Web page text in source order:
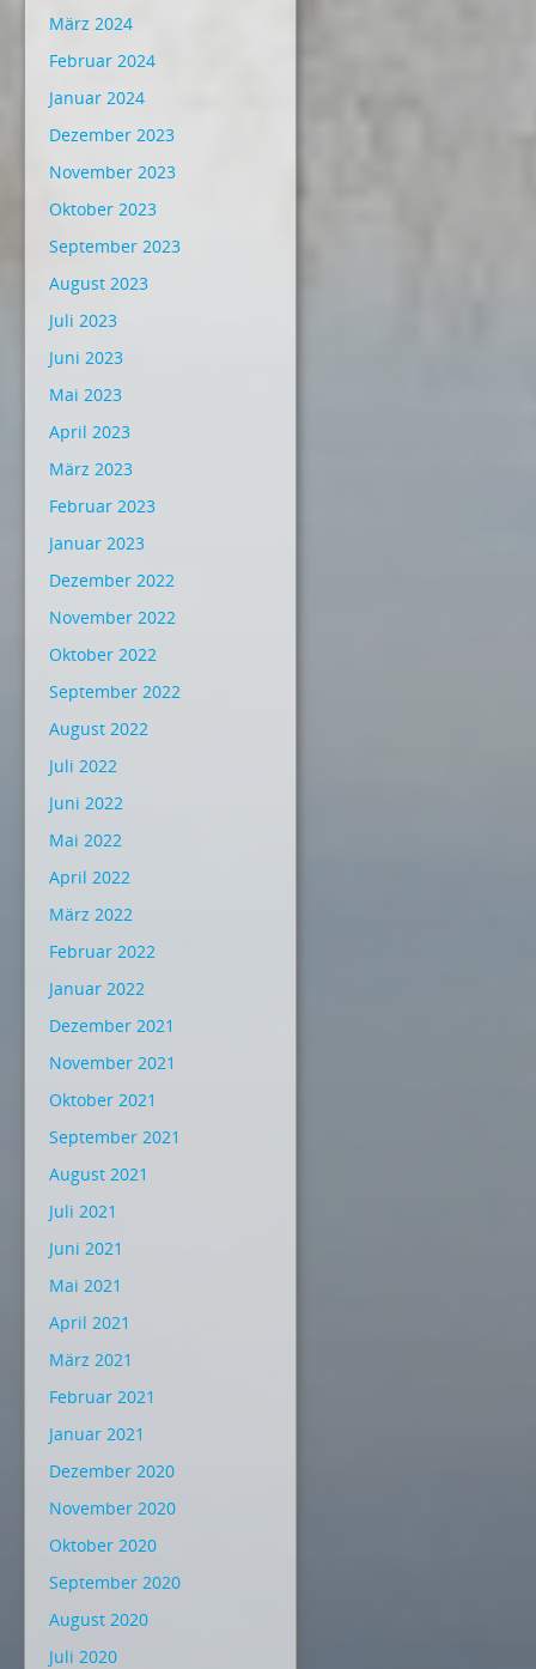
März 2024
Februar 2024
Januar 2024
Dezember 2023
November 2023
Oktober 2023
September 2023
August 2023
Juli 2023
Juni 2023
Mai 2023
April 2023
März 2023
Februar 2023
Januar 2023
Dezember 2022
November 2022
Oktober 2022
September 2022
August 2022
Juli 2022
Juni 2022
Mai 2022
April 2022
März 2022
Februar 2022
Januar 2022
Dezember 2021
November 2021
Oktober 2021
September 2021
August 2021
Juli 2021
Juni 2021
Mai 2021
April 2021
März 2021
Februar 2021
Januar 2021
Dezember 2020
November 2020
Oktober 2020
September 2020
August 2020
Juli 2020